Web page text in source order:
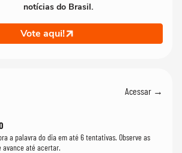
notícias do Brasil.
Vote aqui!
Acessar →
a palavra do dia em até 6 tentativas. Observe as
avance até acertar.